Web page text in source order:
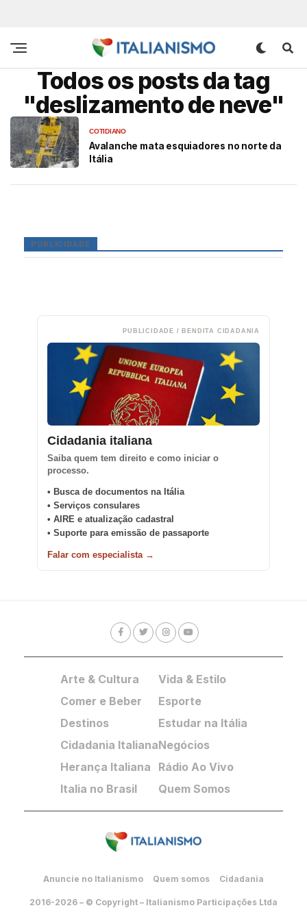
Todos os posts da tag
"deslizamento de neve"
COTIDIANO
Avalanche mata esquiadores no norte da
Itália
PUBLICIDADE
PUBLICIDADE / BENDITA CIDADANIA
Cidadania italiana
Saiba quem tem direito e como iniciar o
processo.
• Busca de documentos na Itália
• Serviços consulares
• AIRE e atualização cadastral
• Suporte para emissão de passaporte
Falar com especialista →
Arte & Cultura
Comer e Beber
Destinos
Cidadania Italiana
Herança Italiana
Italia no Brasil
Vida & Estilo
Esporte
Estudar na Itália
Negócios
Rádio Ao Vivo
Quem Somos
Anuncie no Italianismo Quem somos Cidadania
2016-2026 – © Copyright – Italianismo Participações Ltda